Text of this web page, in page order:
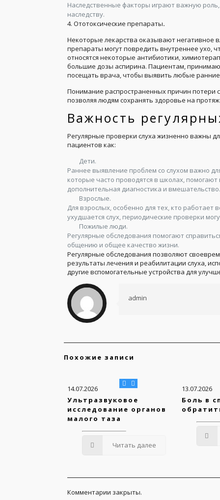
Наследственные факторы играют важную
наследству.
4. Ототоксические препараты.
Некоторые лекарства оказывают негативное
препараты могут повредить внутреннее ухо,
относятся некоторые антибиотики,
большие дозы аспирина. Пациентам,
посещать врача, чтобы выявить любые
Понимание распространенных причин потери
позволяя людям сохранять здоровье на
Важность
Регулярные проверки слуха жизненно важны
пациентов как:
Дети.
Раннее выявление проблем со слухом важно
которые часто проводятся в школах,
дополнительная диагностика и вмешательство.
Взрослые.
Для взрослых, особенно для тех, кто работает
ухудшается слух, периодические проверки
Пожилые люди.
Регулярные обследования помогают
общению и общее качество жизни.
Регулярные обследования позволяют
результаты лечения и реабилитации слуха,
другие вспомогательные устройства для
admin
Похожие записи
14.07.2026
Ультразвуковое
исследование органов
малого таза
Читать далее
13.07.2026
Боль в
Комментарии закрыты.